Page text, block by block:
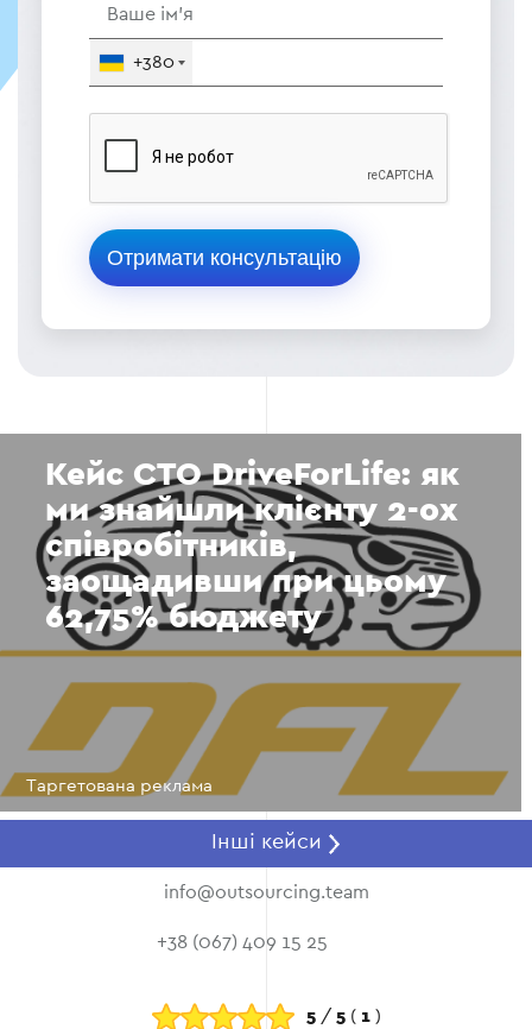
+380
Кейс СТО DriveForLife: як
ми знайшли клієнту 2-ох
співробітників,
заощадивши при цьому
62,75% бюджету
Таргетована реклама
Інші кейси
info@outsourcing.team
+38 (067) 409 15 25
5/ 5( 1)